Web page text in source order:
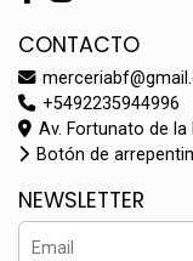
CONTACTO
+5492235944996
Av. Fortunato de la
Botón de
NEWSLETTER